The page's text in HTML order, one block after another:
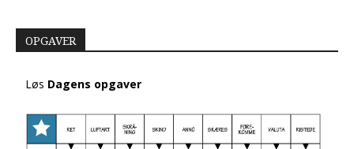
OPGAVER
Løs Dagens opgaver